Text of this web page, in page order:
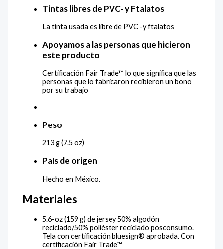
Tintas libres de PVC- y Ftalatos
La tinta usada es libre de PVC -y ftalatos
Apoyamos a las personas que hicieron
este producto
Certificación Fair Trade™ lo que significa que las
personas que lo fabricaron recibieron un bono
por su trabajo
Peso
213 g (7.5 oz)
País de origen
Hecho en México.
Materiales
5.6-oz (159 g) de jersey 50% algodón
reciclado/50% poliéster reciclado posconsumo.
Tela con certificación bluesign® aprobada. Con
certificación Fair Trade™